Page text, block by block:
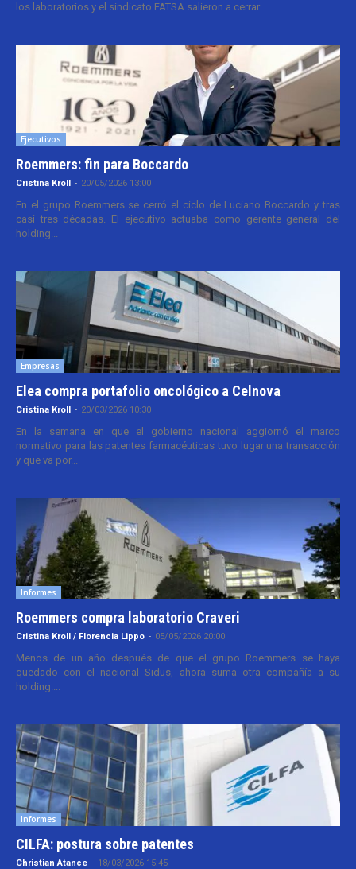
los laboratorios y el sindicato FATSA salieron a cerrar...
Ejecutivos
Roemmers: fin para Boccardo
Cristina Kroll - 20/05/2026 13:00
En el grupo Roemmers se cerró el ciclo de Luciano Boccardo y tras
casi tres décadas. El ejecutivo actuaba como gerente general del
holding...
Empresas
Elea compra portafolio oncológico a Celnova
Cristina Kroll - 20/03/2026 10:30
En la semana en que el gobierno nacional aggiornó el marco
normativo para las patentes farmacéuticas tuvo lugar una transacción
y que va por...
Informes
Roemmers compra laboratorio Craveri
Cristina Kroll / Florencia Lippo - 05/05/2026 20:00
Menos de un año después de que el grupo Roemmers se haya
quedado con el nacional Sidus, ahora suma otra compañía a su
holding....
Informes
CILFA: postura sobre patentes
Christian Atance - 18/03/2026 15:45